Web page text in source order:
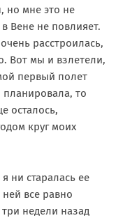
но мне это не
Вене не повлияет.
расстроилась,
Вот мы и взлетели,
первый полет
планировала, то
осталось,
круг моих
ни старалась ее
все равно
недели назад